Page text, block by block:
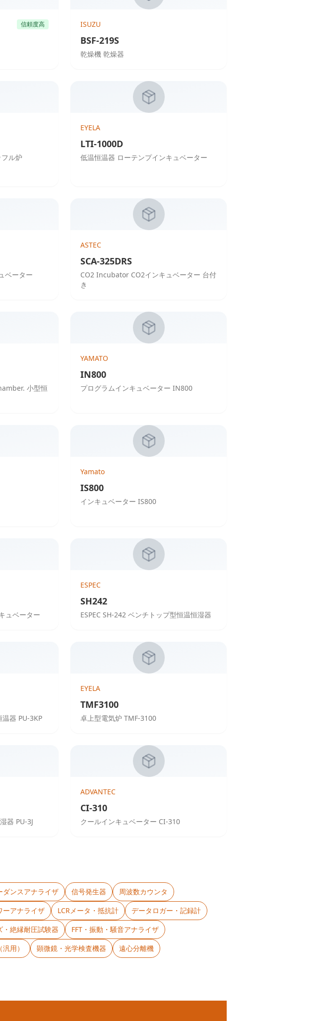
信頼度高 ISUZU
BSF-219S
乾燥機 乾燥器
ル炉
EYELA
LTI-1000D
低温恒温器 ローテンプインキュベーター
ベーター
ASTEC
SCA-325DRS
CO2 Incubator CO2インキュベーター 台付
き
小型恒
YAMATO
IN800
プログラムインキュベーター IN800
Yamato
IS800
インキュベーター IS800
ュベーター
ESPEC
SH242
ESPEC SH-242 ベンチトップ型恒温恒湿器
器 PU-3KP
EYELA
TMF3100
卓上型電気炉 TMF-3100
器 PU-3J
ADVANTEC
CI-310
クールインキュベーター CI-310
ダンスアナライザ 信号発生器
周波数カウンタ
ーアナライザ LCRメータ・抵抗計
データロガー・記録計
・絶縁耐圧試験器
FFT・振動・騒音アナライザ
用） 顕微鏡・光学検査機器
遠心分離機